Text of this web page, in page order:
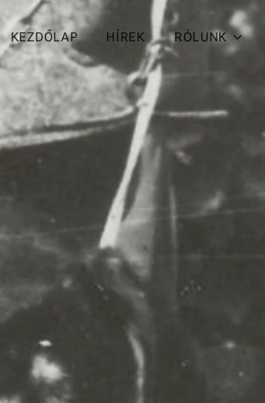
KEZDŐLAP HÍREK RÓLUNK